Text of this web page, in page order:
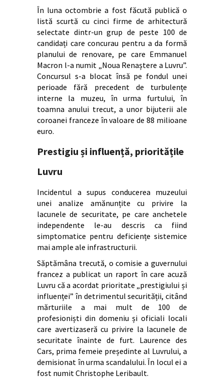
În luna octombrie a fost făcută publică o
listă scurtă cu cinci firme de arhitectură
selectate dintr-un grup de peste 100 de
candidați care concurau pentru a da formă
planului de renovare, pe care Emmanuel
Macron l-a numit „Noua Renaștere a Luvru”.
Concursul s-a blocat însă pe fondul unei
perioade fără precedent de turbulențe
interne la muzeu, în urma furtului, în
toamna anului trecut, a unor bijuterii ale
coroanei franceze în valoare de 88 milioane
euro.
Prestigiu și influență, prioritățile
Luvru
Incidentul a supus conducerea muzeului
unei analize amănunțite cu privire la
lacunele de securitate, pe care anchetele
independente le-au descris ca fiind
simptomatice pentru deficiențe sistemice
mai ample ale infrastructurii.
Săptămâna trecută, o comisie a guvernului
francez a publicat un raport în care acuză
Luvru că a acordat prioritate „prestigiului și
influenței” în detrimentul securității, citând
mărturiile a mai mult de 100 de
profesioniști din domeniu și oficiali locali
care avertizaseră cu privire la lacunele de
securitate înainte de furt. Laurence des
Cars, prima femeie președinte al Luvrului, a
demisionat în urma scandalului. În locul ei a
fost numit Christophe Leribault.